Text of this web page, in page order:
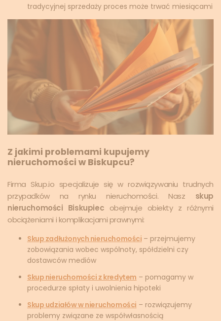
tradycyjnej sprzedaży proces może trwać miesiącami
Z jakimi problemami kupujemy
nieruchomości w Biskupcu?
Firma Skup.io specjalizuje się w rozwiązywaniu trudnych
przypadków na rynku nieruchomości. Nasz skup
nieruchomości Biskupiec obejmuje obiekty z różnymi
obciążeniami i komplikacjami prawnymi:
Skup zadłużonych nieruchomości – przejmujemy
zobowiązania wobec wspólnoty, spółdzielni czy
dostawców mediów
Skup nieruchomości z kredytem – pomagamy w
procedurze spłaty i uwolnienia hipoteki
Skup udziałów w nieruchomości – rozwiązujemy
problemy związane ze współwłasnością